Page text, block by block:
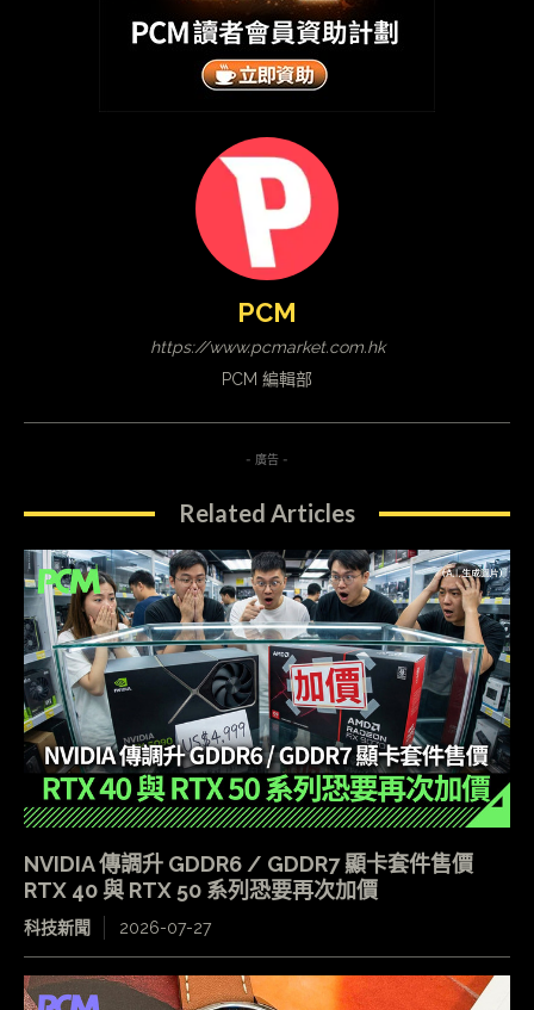
PCM
https://www.pcmarket.com.hk
PCM 編輯部
- 廣告 -
Related Articles
NVIDIA 傳調升 GDDR6 / GDDR7 顯卡套件售價
RTX 40 與 RTX 50 系列恐要再次加價
科技新聞 2026-07-27